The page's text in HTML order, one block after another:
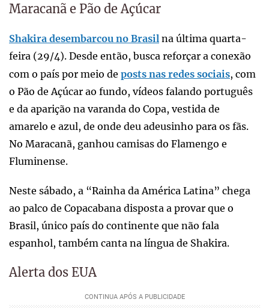
Maracanã e Pão de Açúcar
Shakira desembarcou no Brasil na última quarta-
feira (29/4). Desde então, busca reforçar a conexão
com o país por meio de posts nas redes sociais, com
o Pão de Açúcar ao fundo, vídeos falando português
e da aparição na varanda do Copa, vestida de
amarelo e azul, de onde deu adeusinho para os fãs.
No Maracanã, ganhou camisas do Flamengo e
Fluminense.
Neste sábado, a “Rainha da América Latina” chega
ao palco de Copacabana disposta a provar que o
Brasil, único país do continente que não fala
espanhol, também canta na língua de Shakira.
Alerta dos EUA